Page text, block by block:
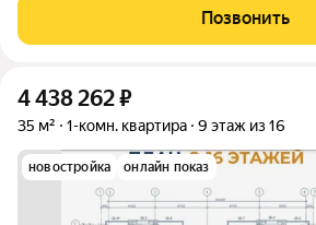
гардероб, а в прихожей ниша, для
кирпичный. Влаги нет.
Позвонить
4 438 262₽
35 м² 1-комн. квартира 9 этаж из 16
новостройка онлайн показ